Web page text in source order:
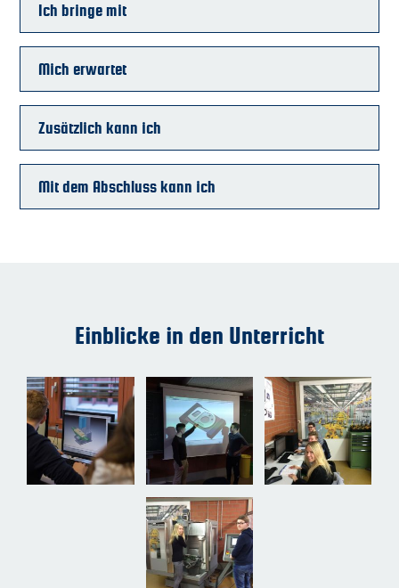
Ich bringe mit
Mich erwartet
Zusätzlich kann ich
Mit dem Abschluss kann ich
Einblicke in den Unterricht